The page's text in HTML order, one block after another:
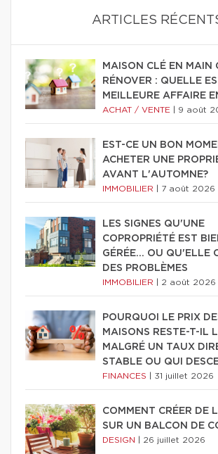
ARTICLES
MAISON CLÉ EN MAIN
RÉNOVER : QUELLE
MEILLEURE AFFAIRE
ACHAT / VENTE 9 août
EST-CE UN BON
ACHETER UNE
AVANT L'AUTOMNE?
IMMOBILIER 7 août 2026
LES SIGNES QU'UNE
COPROPRIÉTÉ EST
GÉRÉE… OU QU'ELLE
DES PROBLÈMES
IMMOBILIER 2 août 2026
POURQUOI LE PRIX
MAISONS RESTE-T-IL
MALGRÉ UN TAUX
STABLE OU QUI
FINANCES 31 juillet 2026
COMMENT CRÉER DE
SUR UN BALCON DE
DESIGN 26 juillet 2026